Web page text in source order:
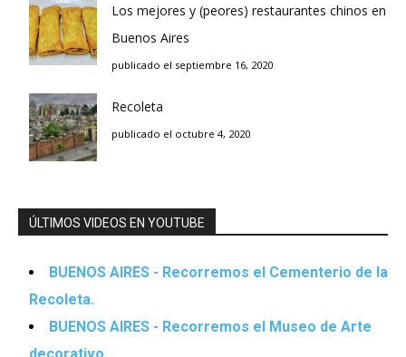
Los mejores y (peores) restaurantes chinos en
Buenos Aires
publicado el septiembre 16, 2020
Recoleta
publicado el octubre 4, 2020
ÚLTIMOS VIDEOS EN YOUTUBE
BUENOS AIRES - Recorremos el Cementerio de la
Recoleta.
BUENOS AIRES - Recorremos el Museo de Arte